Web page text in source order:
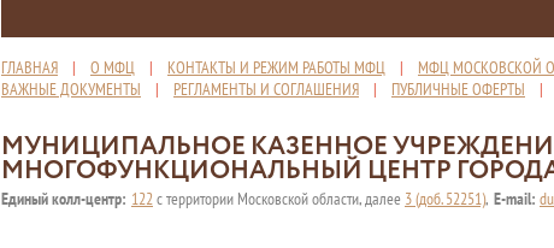
ГЛАВНАЯ | О МФЦ | КОНТАКТЫ И РЕЖИМ РАБОТЫ МФЦ | МФЦ МОСКОВСКОЙ
ВАЖНЫЕ ДОКУМЕНТЫ | РЕГЛАМЕНТЫ И СОГЛАШЕНИЯ | ПУБЛИЧНЫЕ ОФЕРТЫ |
МУНИЦИПАЛЬНОЕ КАЗЕННОЕ
МНОГОФУНКЦИОНАЛЬНЫЙ ЦЕНТР
Единый колл-центр: 122с территории Московской области, далее 3 (доб. 52251), E-mail: